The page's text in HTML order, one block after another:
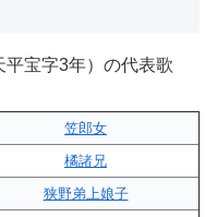
宝字3年）の代表歌
笠郎女
橘諸兄
狭野弟上娘子